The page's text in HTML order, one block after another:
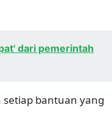
dari pemerintah
bantuan yang